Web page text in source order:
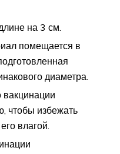
на 3 см.
помещается в
диаметра.
вакцинации
чтобы избежать
влагой.